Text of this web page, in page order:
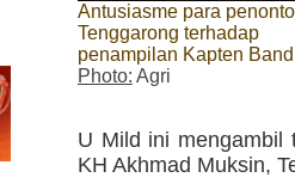
Antusiasme para
Tenggarong terhadap
penampilan Kapten Band
Photo: Agri
U Mild ini mengambil
KH Akhmad Muksin,